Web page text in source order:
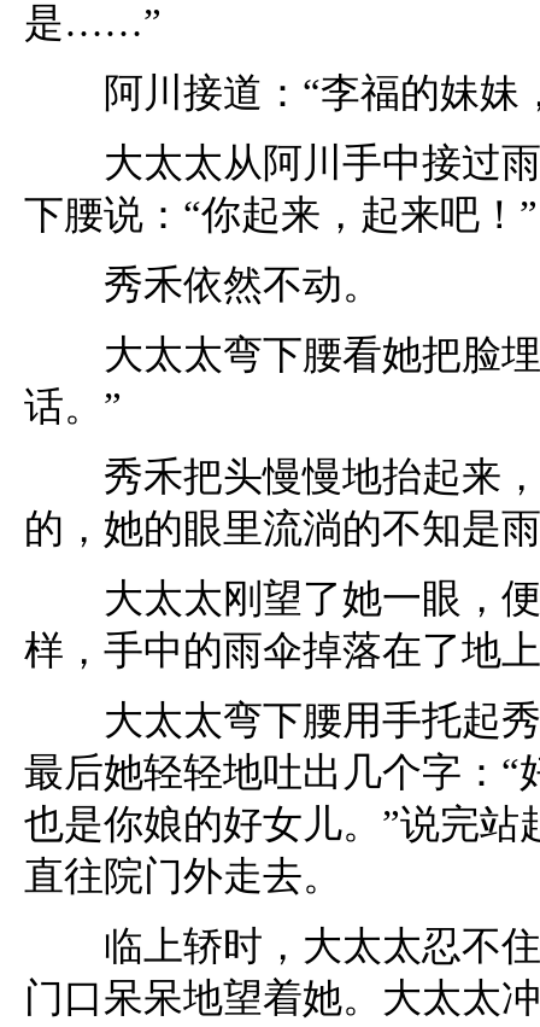
是……”
阿川接道：“李福的妹妹
大太太从阿川手中接过雨
下腰说：“你起来，起来吧！”
秀禾依然不动。
大太太弯下腰看她把脸埋
话。”
秀禾把头慢慢地抬起来，
的，她的眼里流淌的不知是
大太太刚望了她一眼，便
样，手中的雨伞掉落在了地
大太太弯下腰用手托起秀
最后她轻轻地吐出几个字：
也是你娘的好女儿。”说完站
直往院门外走去。
临上轿时，大太太忍不住
门口呆呆地望着她。大太太